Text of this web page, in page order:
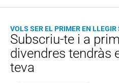
VOLS SER EL PRIMER EN LLEGIR
Subscriu-te i a
divendres tendràs
teva